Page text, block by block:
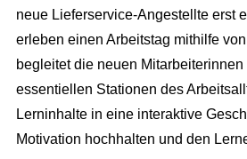
neue Lieferservice-Angestellte erst
erleben einen Arbeitstag mithilfe von
begleitet die neuen
essentiellen Stationen des
Lerninhalte in eine interaktive
Motivation hochhalten und den